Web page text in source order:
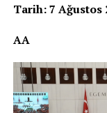
Tarih: 7 Ağustos
AA